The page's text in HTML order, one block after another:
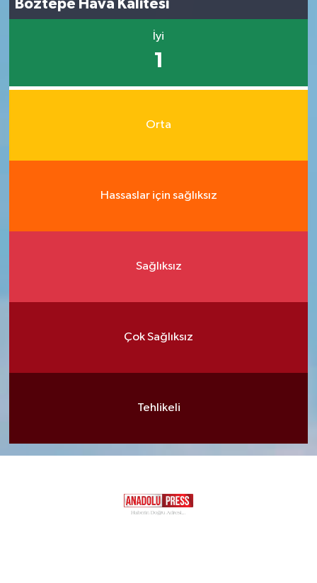
Boztepe Hava Kalitesi
İyi
1
Orta
Hassaslar için sağlıksız
Sağlıksız
Çok Sağlıksız
Tehlikeli